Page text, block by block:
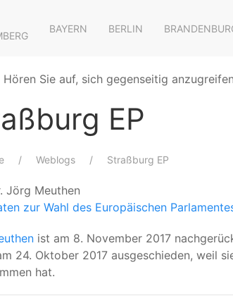
BAYERN BERLIN
Sie auf, sich gegenseitig
EP
Weblogs Straßburg EP
Jörg Meuthen
zur Wahl des Europäischen
ist am 8. November 2017
24. Oktober 2017 ausgeschieden, weil
hat.